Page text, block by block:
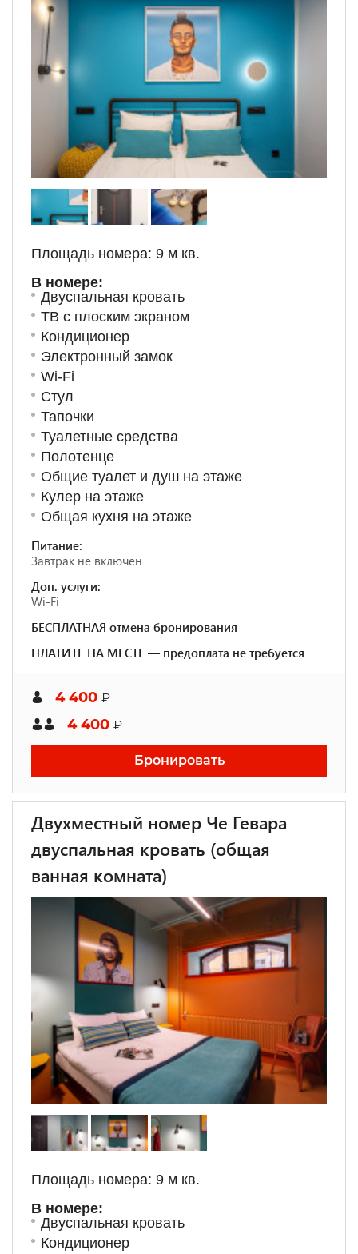
Площадь номера: 9 м кв.
В номере:
Двуспальная кровать
ТВ с плоским экраном
Кондиционер
Электронный замок
Wi-Fi
Стул
Тапочки
Туалетные средства
Полотенце
Общие туалет и душ на этаже
Кулер на этаже
Общая кухня на этаже
Питание:
Завтрак не включен
Доп. услуги:
Wi-Fi
БЕСПЛАТНАЯ отмена бронирования
ПЛАТИТЕ НА МЕСТЕ — предоплата не требуется
4 400 ₽
4 400 ₽
Бронировать
Двухместный номер Че Гевара
двуспальная кровать (общая
ванная комната)
Площадь номера: 9 м кв.
В номере:
Двуспальная кровать
Кондиционер